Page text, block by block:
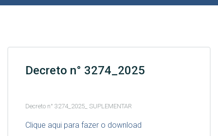
Decreto n° 3274_2025
Decreto n° 3274_2025_ SUPLEMENTAR
Clique aqui para fazer o download